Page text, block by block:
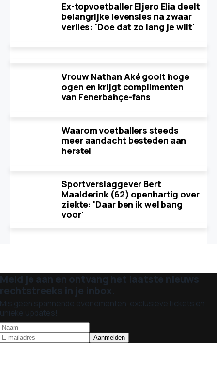
Ex-topvoetballer Eljero Elia deelt
belangrijke levensles na zwaar
verlies: 'Doe dat zo lang je wilt'
Vrouw Nathan Aké gooit hoge
ogen en krijgt complimenten
van Fenerbahçe-fans
Waarom voetballers steeds
meer aandacht besteden aan
herstel
Sportverslaggever Bert
Maalderink (62) openhartig over
ziekte: 'Daar ben ik wel bang
voor'
Meld je aan en ontvang het laatste nieuws
rechtstreeks in je inbox.
Mis geen spannende evenementen, exclusieve tickets en
unieke updates!